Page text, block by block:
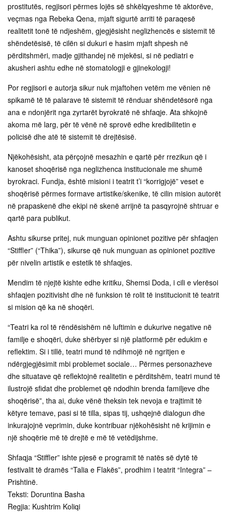
prostitutës, regjisori përmes lojës së shkëlqyeshme të aktorëve,
veçmas nga Rebeka Qena, mjaft sigurtë arriti të paraqesë
realitetit tonë të ndjeshëm, gjegjësisht neglizhencës e sistemit të
shëndetësisë, të cilën si dukuri e hasim mjaft shpesh në
përditshmëri, madje gjithandej në mjekësi, si në pediatri e
akusheri ashtu edhe në stomatologji e gjinekologji!
Por regjisori e autorja sikur nuk mjaftohen vetëm me vënien në
spikamë të të palarave të sistemit të rënduar shëndetësorë nga
ana e ndonjërit nga zyrtarët byrokratë në shfaqje. Ata shkojnë
akoma më larg, për të vënë në sprovë edhe kredibilitetin e
policisë dhe atë të sistemit të drejtësisë.
Njëkohësisht, ata përçojnë mesazhin e qartë për rrezikun që i
kanoset shoqërisë nga neglizhenca institucionale me shumë
byrokraci. Fundja, është misioni i teatrit t’i “korrigjojë” veset e
shoqërisë përmes formave artistike/skenike, të cilin mision autorët
në prapaskenë dhe ekipi në skenë arrijnë ta pasqyrojnë shtruar e
qartë para publikut.
Ashtu sikurse pritej, nuk munguan opinionet pozitive për shfaqjen
“Stiffler” (“Thika”), sikurse që nuk munguan as opinionet pozitive
për nivelin artistik e estetik të shfaqjes.
Mendim të njejtë kishte edhe kritiku, Shemsi Doda, i cili e vlerësoi
shfaqjen pozitivisht dhe në funksion të rolit të institucionit të teatrit
si mision që ka në shoqëri.
“Teatri ka rol të rëndësishëm në luftimin e dukurive negative në
familje e shoqëri, duke shërbyer si një platformë për edukim e
reflektim. Si i tillë, teatri mund të ndihmojë në ngritjen e
ndërgjegjësimit mbi problemet sociale… Përmes personazheve
dhe situatave që reflektojnë realitetin e përditshëm, teatri mund të
ilustrojë sfidat dhe problemet që ndodhin brenda familjeve dhe
shoqërisë”, tha ai, duke vënë theksin tek nevoja e trajtimit të
këtyre temave, pasi si të tilla, sipas tij, ushqejnë dialogun dhe
inkurajojnë veprimin, duke kontribuar njëkohësisht në krijimin e
një shoqërie më të drejtë e më të vetëdijshme.
Shfaqja “Stiffler” ishte pjesë e programit të natës së dytë të
festivalit të dramës “Talia e Flakës”, prodhim i teatrit “Integra” –
Prishtinë.
Teksti: Doruntina Basha
Regjia: Kushtrim Koliqi